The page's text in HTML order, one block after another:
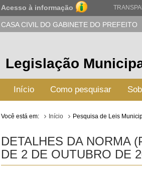
Acesso à informação
CASA CIVIL DO GABINETE DO PREFEITO
Legislação
Início Como pesquisar
Você está em: Início Pesquisa de Leis
DETALHES DA NORMA
DE 2 DE OUTUBRO DE